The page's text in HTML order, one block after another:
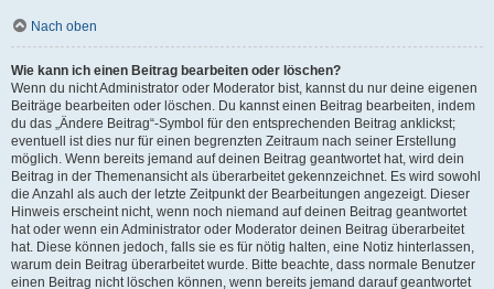
Nach oben
Wie kann ich einen Beitrag bearbeiten oder löschen?
Wenn du nicht Administrator oder Moderator bist, kannst du nur deine eigenen
Beiträge bearbeiten oder löschen. Du kannst einen Beitrag bearbeiten, indem
du das „Ändere Beitrag“-Symbol für den entsprechenden Beitrag anklickst;
eventuell ist dies nur für einen begrenzten Zeitraum nach seiner Erstellung
möglich. Wenn bereits jemand auf deinen Beitrag geantwortet hat, wird dein
Beitrag in der Themenansicht als überarbeitet gekennzeichnet. Es wird sowohl
die Anzahl als auch der letzte Zeitpunkt der Bearbeitungen angezeigt. Dieser
Hinweis erscheint nicht, wenn noch niemand auf deinen Beitrag geantwortet
hat oder wenn ein Administrator oder Moderator deinen Beitrag überarbeitet
hat. Diese können jedoch, falls sie es für nötig halten, eine Notiz hinterlassen,
warum dein Beitrag überarbeitet wurde. Bitte beachte, dass normale Benutzer
einen Beitrag nicht löschen können, wenn bereits jemand darauf geantwortet